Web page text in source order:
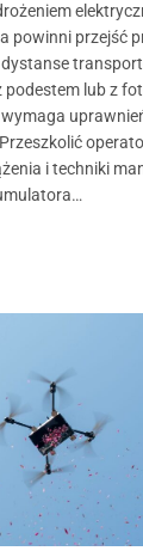
powinni przejść
lub z
i techniki